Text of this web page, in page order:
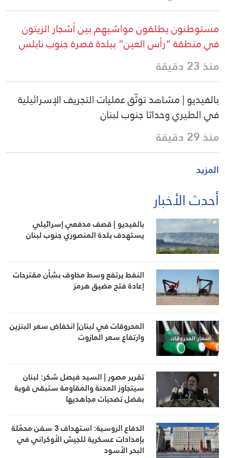
مستوطنون يطلقون مواشيهم بين أشجار الزيتون
في منطقة “رأس العين” ببلدة قصرة جنوب نابلس
منذ 23 دقيقة
بالفيديو | مشاهد توثّق عمليات التجريف الإسرائيلية
في الطيري وحداثا جنوب لبنان
منذ 29 دقيقة
المزيد
أحدث الأخبار
بالفيديو | قصف مدفعي إسرائيلي
يستهدف بلدة المنصوري جنوب لبنان
النفط يرتفع وسط مخاوف بشأن مقترحات
إعادة فتح مضيق هرمز
المحروقات في لبنان| انخفاض سعر البنزين
وارتفاع سعر المازوت
تقرير مصور | السيد فيصل شكر: لبنان
سيتجاوز المحنة والمقاومة ستبقى قوية
بفضل تضحيات مجاهديها
الدفاع الروسية: استهداف 3 سفن محمّلة
بإمدادات عسكرية للجيش الأوكراني في
البحر الأسود